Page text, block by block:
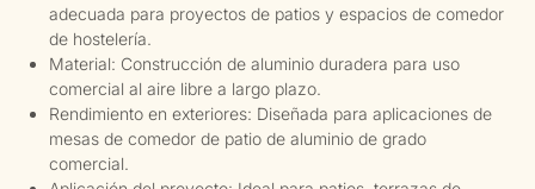
adecuada para proyectos de patios y espacios de comedor
de hostelería.
Material: Construcción de aluminio duradera para uso
comercial al aire libre a largo plazo.
Rendimiento en exteriores: Diseñada para aplicaciones de
mesas de comedor de patio de aluminio de grado
comercial.